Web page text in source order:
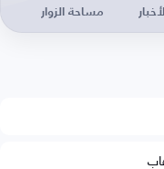
الأخبار مساحة الزوار